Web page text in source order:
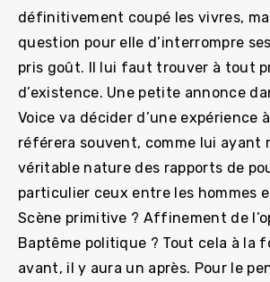
définitivement coupé les vivres,
question pour elle d’interrompre
pris goût. Il lui faut trouver à tout
d’existence. Une petite annonce
Voice va décider d’une expérience
référera souvent, comme lui ayant
véritable nature des rapports de
particulier ceux entre les hommes
Scène primitive ? Affinement de
Baptême politique ? Tout cela à la
avant, il y aura un après. Pour le